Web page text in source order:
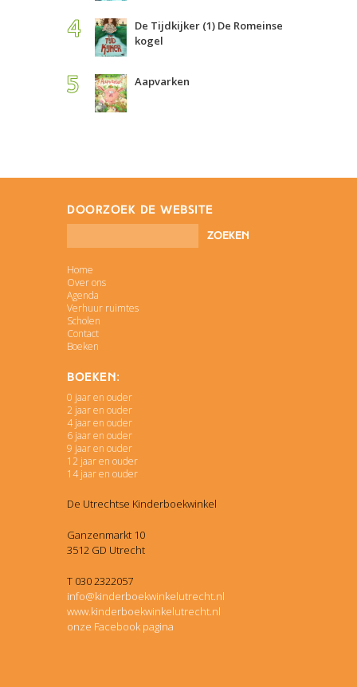
De Tijdkijker (1) De Romeinse
kogel
Aapvarken
doorzoek de website
Home
Over ons
Agenda
Verhuur ruimtes
Scholen
Contact
Boeken
Boeken:
0 jaar en ouder
2 jaar en ouder
4 jaar en ouder
6 jaar en ouder
9 jaar en ouder
12 jaar en ouder
14 jaar en ouder
De Utrechtse Kinderboekwinkel
Ganzenmarkt 10
3512 GD Utrecht
T 030 2322057
info@kinderboekwinkelutrecht.nl
www.kinderboekwinkelutrecht.nl
onze Facebook pagina